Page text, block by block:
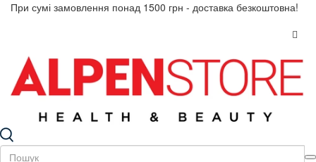
При сумі замовлення понад 1500 грн - доставка безкоштовна!